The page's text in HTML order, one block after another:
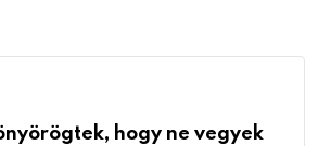
hogy ne vegyek